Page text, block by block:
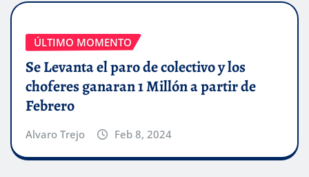
ÚLTIMO MOMENTO
Se Levanta el paro de colectivo y los
choferes ganaran 1 Millón a partir de
Febrero
Alvaro Trejo Feb 8, 2024